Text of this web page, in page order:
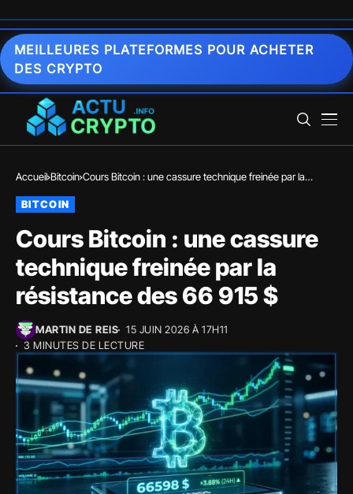
MEILLEURES PLATEFORMES POUR ACHETER
DES CRYPTO
Accueil Bitcoin Cours Bitcoin : une cassure technique freinée par la
BITCOIN
Cours Bitcoin : une cassure
technique freinée par la
résistance des 66 915 $
MARTIN DE REIS
15 JUIN 2026 À 17H11
3 MINUTES DE LECTURE